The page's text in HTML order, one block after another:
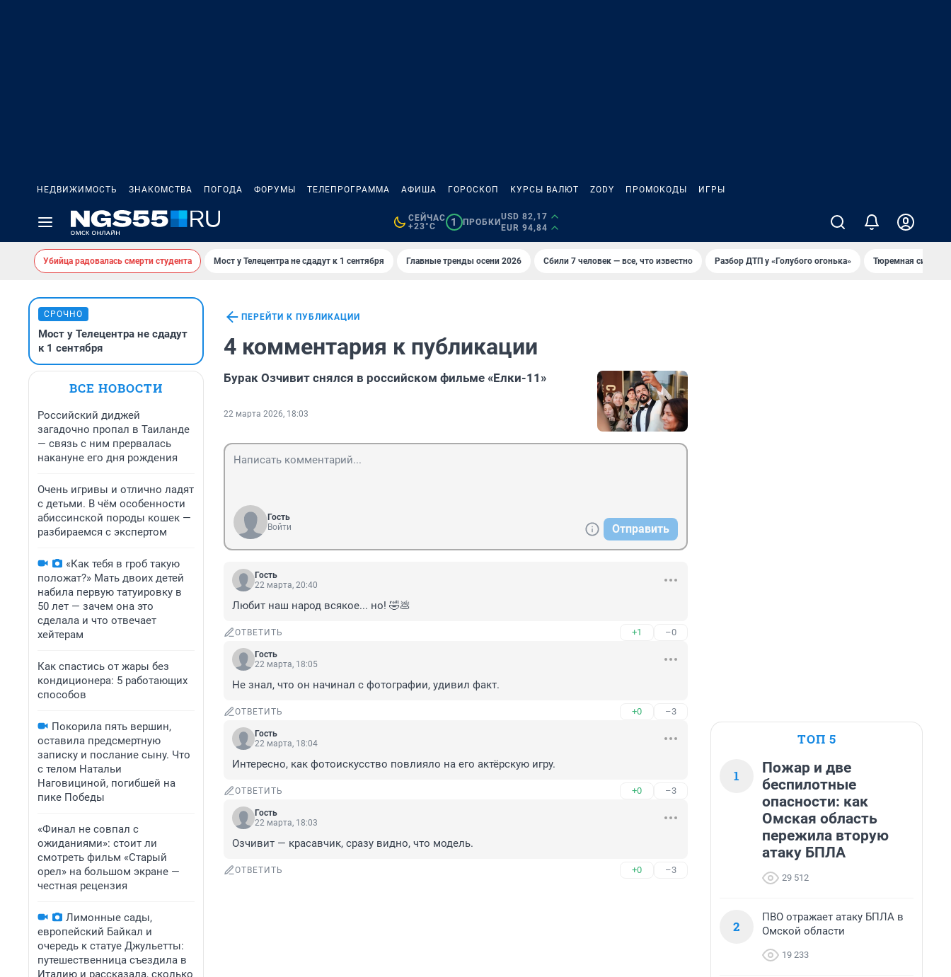
НЕДВИЖИМОСТЬ ЗНАКОМСТВА ПОГОДА ФОРУМЫ ТЕЛЕПРОГРАММА АФИША ГОРОСКОП КУРСЫ ВАЛЮТ ZODY ПРОМОКОДЫ ИГРЫ
СЕЙЧАС
+23°C
1 ПРОБКИ
USD 82,17
EUR 94,84
Убийца радовалась смерти студента Мост у Телецентра не сдадут к 1 сентября Главные тренды осени 2026 Сбили 7 человек — все, что известно Разбор ДТП у «Голубого огонька» Тюремная
СРОЧНО
Мост у Телецентра не сдадут
к 1 сентября
ВСЕ НОВОСТИ
Российский диджей
загадочно пропал в Таиланде
— связь с ним прервалась
накануне его дня рождения
Очень игривы и отлично ладят
с детьми. В чём особенности
абиссинской породы кошек —
разбираемся с экспертом
«Как тебя в гроб такую
положат?» Мать двоих детей
набила первую татуировку в
50 лет — зачем она это
сделала и что отвечает
хейтерам
Как спастись от жары без
кондиционера: 5 работающих
способов
Покорила пять вершин,
оставила предсмертную
записку и послание сыну. Что
с телом Натальи
Наговициной, погибшей на
пике Победы
«Финал не совпал с
ожиданиями»: стоит ли
смотреть фильм «Старый
орел» на большом экране —
честная рецензия
Лимонные сады,
европейский Байкал и
очередь к статуе Джульетты:
путешественница съездила в
Италию и рассказала, сколько
ПЕРЕЙТИ К ПУБЛИКАЦИИ
4 комментария к публикации
Бурак Озчивит снялся в российском фильме «Елки-11»
22 марта 2026, 18:03
Гость
Войти
Отправить
Гость
22 марта, 20:40
Любит наш народ всякое... но! 🤣💩
ОТВЕТИТЬ +1 –0
Гость
22 марта, 18:05
Не знал, что он начинал с фотографии, удивил факт.
ОТВЕТИТЬ +0 –3
Гость
22 марта, 18:04
Интересно, как фотоискусство повлияло на его актёрскую игру.
ОТВЕТИТЬ +0 –3
Гость
22 марта, 18:03
Озчивит — красавчик, сразу видно, что модель.
ОТВЕТИТЬ +0 –3
ТОП 5
1
Пожар и две
беспилотные
опасности: как
Омская область
пережила вторую
атаку БПЛА
29 512
2
ПВО отражает атаку БПЛА в
Омской области
19 233